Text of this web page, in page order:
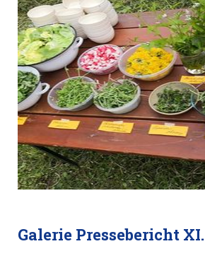
Galerie Pressebericht XI.